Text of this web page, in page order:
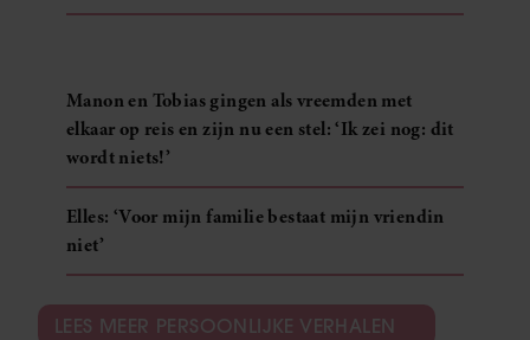
Manon en Tobias gingen als vreemden met
elkaar op reis en zijn nu een stel: ‘Ik zei nog: dit
wordt niets!’
Elles: ‘Voor mijn familie bestaat mijn vriendin
niet’
LEES MEER PERSOONLIJKE VERHALEN